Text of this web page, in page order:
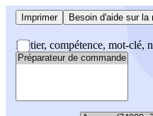
Imprimer Besoin d'aide sur la
Métier, compétence, mot-clé,